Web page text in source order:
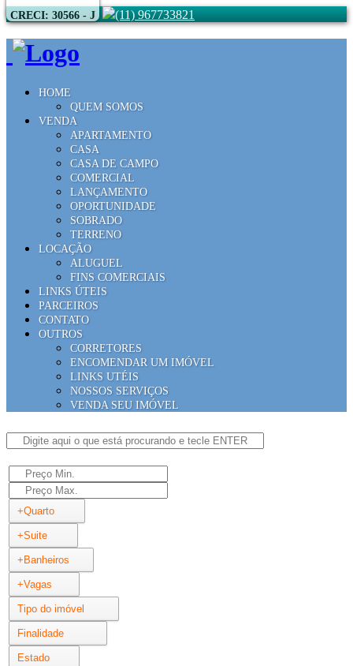
CRECI: 30566 - J (11) 967733821
HOME
QUEM SOMOS
VENDA
APARTAMENTO
CASA
CASA DE CAMPO
COMERCIAL
LANÇAMENTO
OPORTUNIDADE
SOBRADO
TERRENO
LOCAÇÃO
ALUGUEL
FINS COMERCIAIS
LINKS ÚTEIS
PARCEIROS
CONTATO
OUTROS
CORRETORES
ENCOMENDAR UM IMÓVEL
LINKS UTÉIS
NOSSOS SERVIÇOS
VENDA SEU IMÓVEL